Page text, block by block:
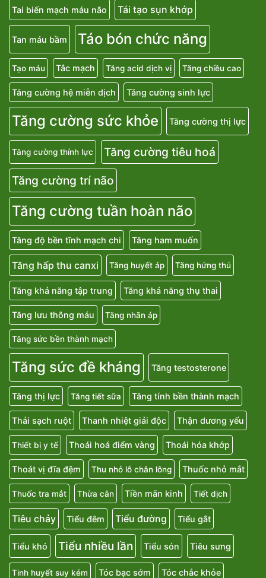
Tai biến mạch máu não Tái tạo sụn khớp
Tan máu bầm Táo bón chức năng
Tạo máu Tắc mạch Tăng acid dịch vị Tăng chiều cao
Tăng cường hệ miễn dịch Tăng cường sinh lực
Tăng cường sức khỏe Tăng cường thị lực
Tăng cường thính lực
Tăng cường tiêu hoá
Tăng cường trí não
Tăng cường tuần hoàn não
Tăng độ bền tĩnh mạch chi Tăng ham muốn
Tăng hấp thu canxi Tăng huyết áp Tăng hứng thú
Tăng khả năng tập trung Tăng khả năng thụ thai
Tăng lưu thông máu Tăng nhãn áp
Tăng sức bền thành mạch
Tăng sức đề kháng Tăng testosterone
Tăng thị lực Tăng tiết sữa Tăng tính bền thành mạch
Thải sạch ruột Thanh nhiệt giải độc Thận dương yếu
Thiết bị y tế Thoái hoá điểm vàng Thoái hóa khớp
Thoát vị đĩa đệm Thu nhỏ lỗ chân lông Thuốc nhỏ mắt
Thuốc tra mắt Thừa cân Tiền mãn kinh Tiết dịch
Tiêu chảy Tiểu đêm Tiểu đường Tiểu gắt
Tiểu khó Tiểu nhiều lần Tiểu són Tiêu sưng
Tinh huyết suy kém Tóc bạc sớm Tóc chắc khỏe